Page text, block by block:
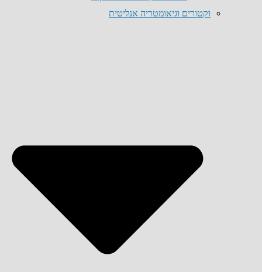
וקטורים וגיאומטריה אנליטית